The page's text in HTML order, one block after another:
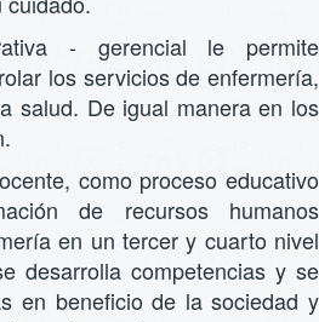
- gerencial le permite
los servicios de enfermería,
salud. De igual manera en los
como proceso educativo
de recursos humanos
en un tercer y cuarto nivel
desarrolla competencias y se
en beneficio de la sociedad y